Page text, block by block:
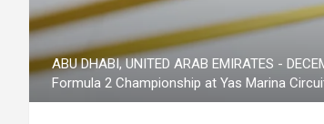
ABU DHABI, UNITED ARAB EMIRATES -
Formula 2 Championship at Yas Marina